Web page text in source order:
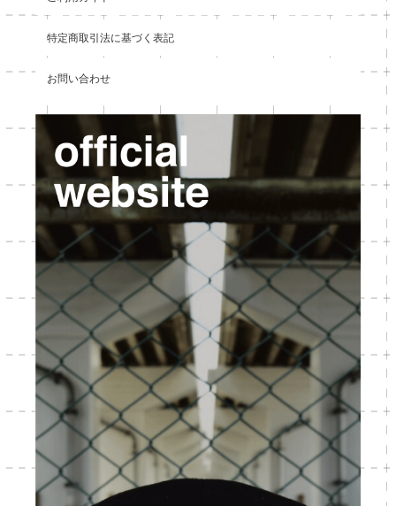
特定商取引法に基づく表記
お問い合わせ